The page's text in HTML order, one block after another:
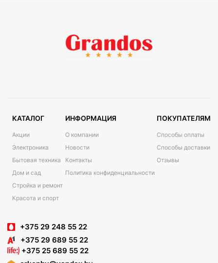
КАТАЛОГ
Акции
Электроника
Бытовая техника
Дом и сад
Стройка и ремонт
Красота и спорт
ИНФОРМАЦИЯ
О компании
Новости
Контакты
Политика конфиденциальности
ПОКУПАТЕЛЯМ
Способы оплаты
Способы доставки
Отзывы
+375 29 248 55 22
+375 29 689 55 22
+375 25 689 55 22